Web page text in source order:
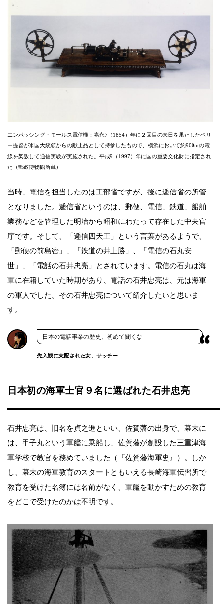
エンボッシング・モールス電信機：嘉永7（1854）年に２回目の来日を果たしたペリ
ー提督が米国大統領からの献上品として持参したもので、横浜において約900mの電
線を架設して通信実験が実施された。平成9（1997）年に国の重要文化財に指定され
た（郵政博物館所蔵）
当時、電信を担当したのは工部省ですが、後に逓信省の所管
となりました。逓信省というのは、郵便、電信、鉄道、船舶
業務などを管理した明治から昭和にわたって存在した中央官
庁です。そして、「逓信四天王」という言葉があるようで、
「郵便の前島密」、「鉄道の井上勝」、「電信の石丸安
世」、「電話の石井忠亮」とされています。電信の石丸は海
軍に在籍していた時期があり、電話の石井忠亮は、元は海軍
の軍人でした。その石井忠亮について紹介したいと思いま
す。
日本の電話事業の歴史、初めて聞くな
先入観に支配された女、サッチー
日本初の海軍士官９名に選ばれた石井忠亮
石井忠亮は、旧名を貞之進といい、佐賀藩の出身で、幕末に
は、甲子丸という軍艦に乗船し、佐賀藩が創設した三重津海
軍学校で教官を務めていました（『佐賀藩海軍史』）。しか
し、幕末の海軍教育のスタートともいえる長崎海軍伝習所で
教育を受けた名簿には名前がなく、軍艦を動かすための教育
をどこで受けたのかは不明です。